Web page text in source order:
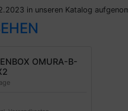
in unseren Katalog
OMURA-B-